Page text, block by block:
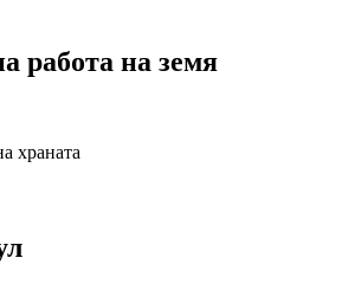
работа на земя
храната